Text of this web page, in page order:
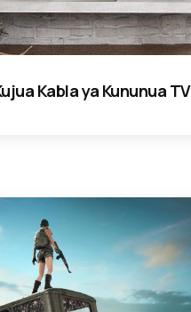
Kabla ya Kununua TV